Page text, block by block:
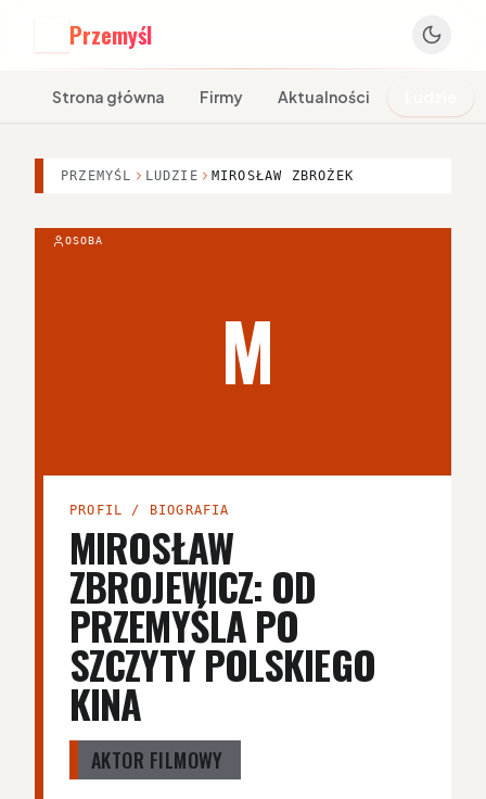
Przemyśl
Strona główna Firmy Aktualności
PRZEMYŚL LUDZIE MIROSŁAW ZBROŻEK
M
OSOBA
PROFIL / BIOGRAFIA
MIROSŁAW
ZBROJEWICZ: OD
PRZEMYŚLA PO
SZCZYTY POLSKIEGO
KINA
AKTOR FILMOWY